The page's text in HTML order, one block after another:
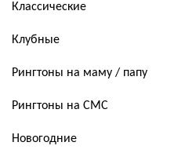
Классические
Клубные
Рингтоны на маму / папу
Рингтоны на СМС
Новогодние